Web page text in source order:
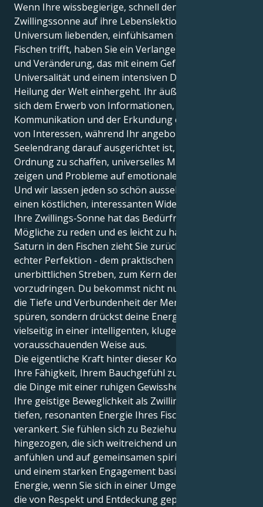
Wenn Ihre wissbegierige, schnell denkende
Zwillingssonne auf ihre Lebenslektion durch den das
Universum liebenden, einfühlsamen Saturn in den
Fischen trifft, haben Sie ein Verlangen nach Neuem
und Veränderung, das mit einem Gefühl der
Universalität und einem intensiven Drang zur
Heilung der Welt einhergeht. Ihr äußeres Ich widmet
sich dem Erwerb von Informationen, der
Kommunikation und der Erkundung einer Vielzahl
von Interessen, während Ihr angeborener
Seelendrang darauf ausgerichtet ist, spirituelle
Ordnung zu schaffen, universelles Mitgefühl zu
zeigen und Probleme auf emotionaler Basis zu lösen.
Und wir lassen jeden so schön aussehen, dass es
einen köstlichen, interessanten Widerstand erzeugt.
Ihre Zwillings-Sonne hat das Bedürfnis, über alles
Mögliche zu reden und es leicht zu halten. Aber Ihr
Saturn in den Fischen zieht Sie zurück zu erdiger,
echter Perfektion - dem praktischen Ziel oder dem
unerbittlichen Streben, zum Kern der Dinge
vorzudringen. Du bekommst nicht nur (intellektuell)
die Tiefe und Verbundenheit der Menschen zu
spüren, sondern drückst deine Energie äußerst
vielseitig in einer intelligenten, klugen und
vorausschauenden Weise aus.
Die eigentliche Kraft hinter dieser Kombination ist
Ihre Fähigkeit, Ihrem Bauchgefühl zu vertrauen und
die Dinge mit einer ruhigen Gewissheit anzugehen.
Ihre geistige Beweglichkeit als Zwilling ist in der
tiefen, resonanten Energie Ihres Fische-Antriebs
verankert. Sie fühlen sich zu Beziehungen
hingezogen, die sich weitreichend und hoffnungsvoll
anfühlen und auf gemeinsamen spirituellen Werten
und einem starken Engagement basieren. Sie haben
Energie, wenn Sie sich in einer Umgebung befinden,
die von Respekt und Entdeckung geprägt ist.